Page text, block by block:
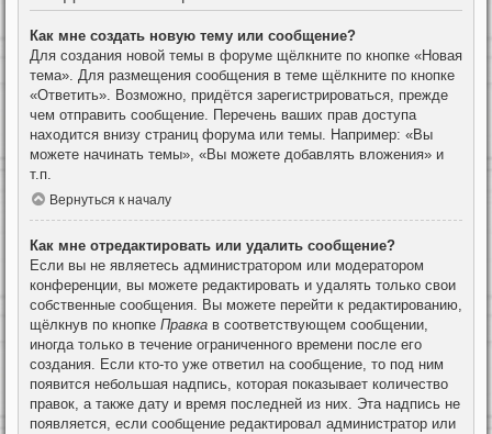
Как мне создать новую тему или сообщение?
Для создания новой темы в форуме щёлкните по кнопке «Новая
тема». Для размещения сообщения в теме щёлкните по кнопке
«Ответить». Возможно, придётся зарегистрироваться, прежде
чем отправить сообщение. Перечень ваших прав доступа
находится внизу страниц форума или темы. Например: «Вы
можете начинать темы», «Вы можете добавлять вложения» и
т.п.
Вернуться к началу
Как мне отредактировать или удалить сообщение?
Если вы не являетесь администратором или модератором
конференции, вы можете редактировать и удалять только свои
собственные сообщения. Вы можете перейти к редактированию,
щёлкнув по кнопке Правка в соответствующем сообщении,
иногда только в течение ограниченного времени после его
создания. Если кто-то уже ответил на сообщение, то под ним
появится небольшая надпись, которая показывает количество
правок, а также дату и время последней из них. Эта надпись не
появляется, если сообщение редактировал администратор или